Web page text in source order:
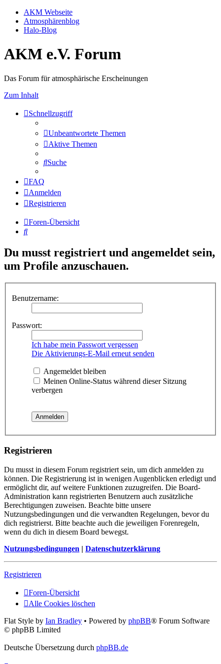
AKM Webseite
Atmosphärenblog
Halo-Blog
AKM e.V. Forum
Das Forum für atmosphärische Erscheinungen
Zum Inhalt
Schnellzugriff
Unbeantwortete Themen
Aktive Themen
Suche
FAQ
Anmelden
Registrieren
Foren-Übersicht
Suche
Du musst registriert und angemeldet sein,
um Profile anzuschauen.
Benutzername:
Passwort:
Ich habe mein Passwort vergessen
Die Aktivierungs-E-Mail erneut senden
Angemeldet bleiben
Meinen Online-Status während dieser Sitzung
verbergen
Registrieren
Du musst in diesem Forum registriert sein, um dich anmelden zu
können. Die Registrierung ist in wenigen Augenblicken erledigt und
ermöglicht dir, auf weitere Funktionen zuzugreifen. Die Board-
Administration kann registrierten Benutzern auch zusätzliche
Berechtigungen zuweisen. Beachte bitte unsere
Nutzungsbedingungen und die verwandten Regelungen, bevor du
dich registrierst. Bitte beachte auch die jeweiligen Forenregeln,
wenn du dich in diesem Board bewegst.
Nutzungsbedingungen | Datenschutzerklärung
Registrieren
Foren-Übersicht
Alle Cookies löschen
Flat Style by Ian Bradley • Powered by phpBB® Forum Software
© phpBB Limited
Deutsche Übersetzung durch phpBB.de